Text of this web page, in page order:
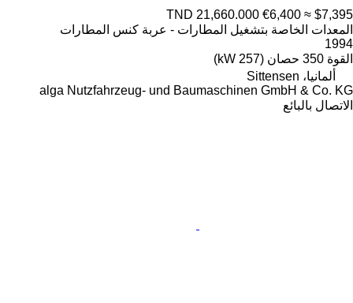
TND 21,660.000 €6,400 ≈ $7,395
المعدات الخاصة بتشغيل المطارات - عربة كنس المطارات
1994
القوة 350 حصان (257 kW)
ألمانيا، Sittensen
alga Nutzfahrzeug- und Baumaschinen GmbH & Co. KG
الاتصال بالبائع